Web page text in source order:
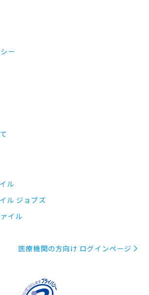
ー
ル
ル ジョブズ
イル
医療機関の方向け ログインページ